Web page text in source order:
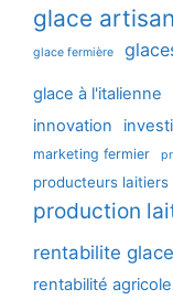
glace
glace fermière
glace à l'italienne
innovation
marketing fermier
producteurs laitiers
production
rentabilite glace
rentabilité agricole